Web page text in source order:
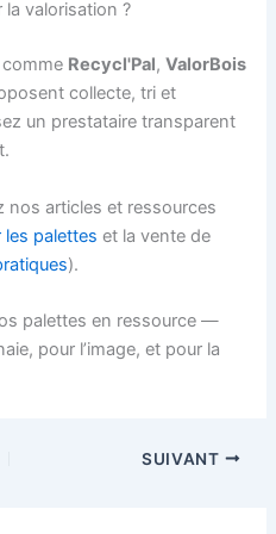
valorisation ?
Recycl'Pal,ValorBois
collecte, tri et
un prestataire transparent
nos articles et ressources
les palettes et la vente de
).
palettes en ressource —
pour l’image, et pour la
SUIVANT